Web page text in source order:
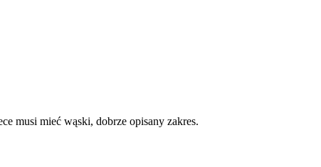
musi mieć wąski, dobrze opisany zakres.